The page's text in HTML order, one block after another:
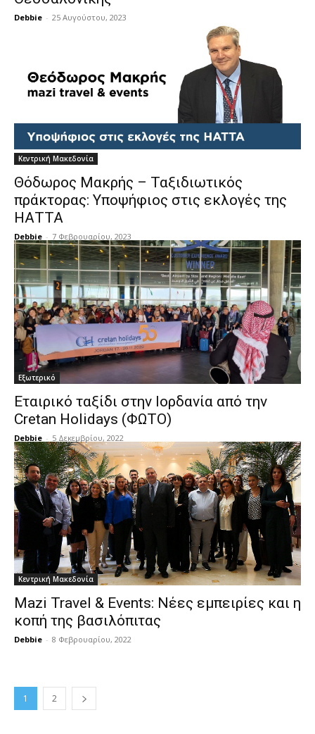
Debbie - 25 Αυγούστου, 2023
Κεντρική Μακεδονία
Θόδωρος Μακρής – Ταξιδιωτικός
πράκτορας: Υποψήφιος στις εκλογές της
ΗΑΤΤΑ
Debbie - 7 Φεβρουαρίου, 2023
Εξωτερικό
Εταιρικό ταξίδι στην Ιορδανία από την
Cretan Holidays (ΦΩΤΟ)
Debbie - 5 Δεκεμβρίου, 2022
Κεντρική Μακεδονία
Mazi Travel & Events: Νέες εμπειρίες και η
κοπή της βασιλόπιτας
Debbie - 8 Φεβρουαρίου, 2022
1 2